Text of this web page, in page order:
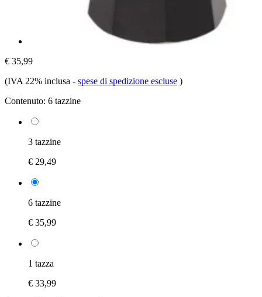
€ 35,99
(IVA 22% inclusa - spese di spedizione escluse )
Contenuto: 6 tazzine
3 tazzine
€ 29,49
6 tazzine
€ 35,99
1 tazza
€ 33,99